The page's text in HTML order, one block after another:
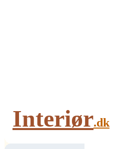
Interiør.dk